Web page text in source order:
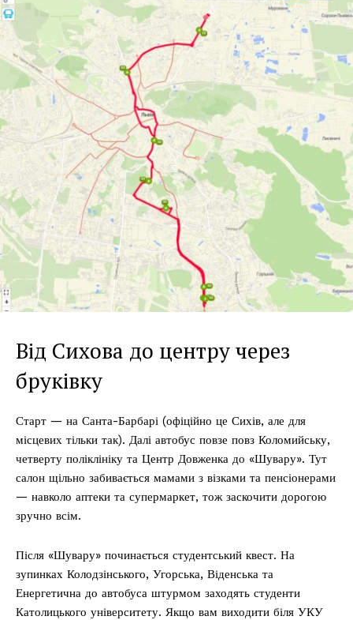
Від Сихова до центру через
бруківку
Старт — на Санта-Барбарі (офіційно це Сихів, але для
місцевих тільки так). Далі автобус повзе повз Коломийську,
четверту поліклініку та Центр Довженка до «Шувару». Тут
салон щільно забивається мамами з візками та пенсіонерами
— навколо аптеки та супермаркет, тож заскочити дорогою
зручно всім.
Після «Шувару» починається студентський квест. На
зупинках Колодзінського, Угорська, Віденська та
Енергетична до автобуса штурмом заходять студенти
Католицького університету. Якщо вам виходити біля УКУ